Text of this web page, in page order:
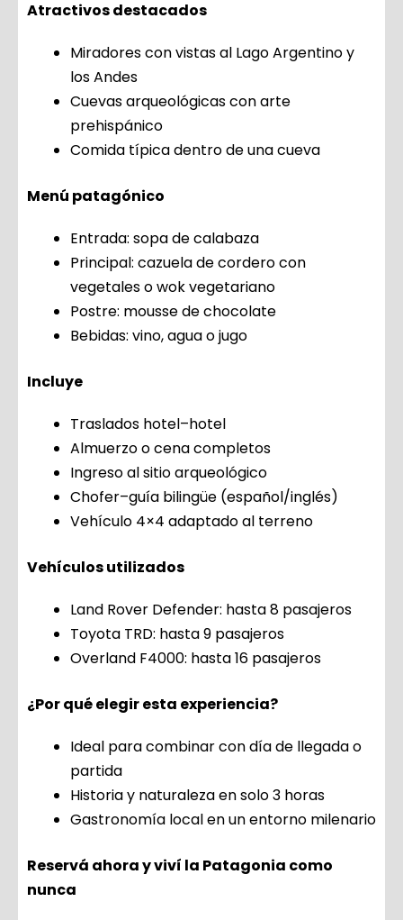
Atractivos destacados
Miradores con vistas al Lago Argentino y
los Andes
Cuevas arqueológicas con arte
prehispánico
Comida típica dentro de una cueva
Menú patagónico
Entrada: sopa de calabaza
Principal: cazuela de cordero con
vegetales o wok vegetariano
Postre: mousse de chocolate
Bebidas: vino, agua o jugo
Incluye
Traslados hotel–hotel
Almuerzo o cena completos
Ingreso al sitio arqueológico
Chofer–guía bilingüe (español/inglés)
Vehículo 4×4 adaptado al terreno
Vehículos utilizados
Land Rover Defender: hasta 8 pasajeros
Toyota TRD: hasta 9 pasajeros
Overland F4000: hasta 16 pasajeros
¿Por qué elegir esta experiencia?
Ideal para combinar con día de llegada o
partida
Historia y naturaleza en solo 3 horas
Gastronomía local en un entorno milenario
Reservá ahora y viví la Patagonia como
nunca